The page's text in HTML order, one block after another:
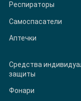
Респираторы
Самоспасатели
Аптечки
Средства
защиты
Фонари